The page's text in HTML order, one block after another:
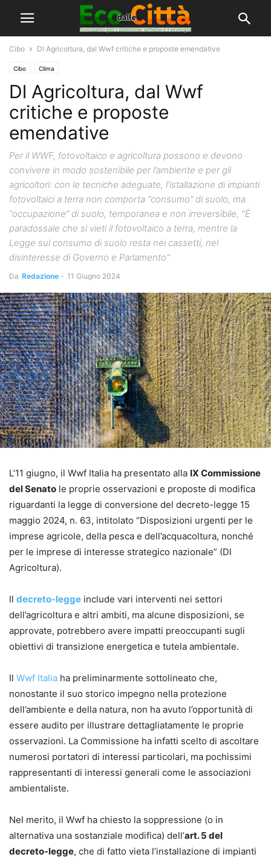
Cibo Dl Agricoltura, dal Wwf critiche e proposte emendative
Cibo Clima
Dl Agricoltura, dal Wwf
critiche e proposte
emendative
Per il WWF, fotovoltaico e agricoltura possono e devono
convivere in modo sostenibile per l’ambiente e per gli
agricoltori: con le tecniche adeguate, l’istallazione di impianti
fotovoltaici a terra non comporta “consumo” di suolo, ma
“occupazione” di suolo, temporanea e non irreversibile, "È
paradossale che si vieti il fotovoltaico a terra, mentre la
Legge sul consumo di suolo resta nei cassetti, nel
disinteresse di Governo e Parlamento"
Da Redazione - 11 Giugno 2024
L’11 giugno, il Wwf Italia ha presentato alla IX Commissione
del Senato le proprie osservazioni e proposte di modifica
riguardanti la legge di conversione del decreto-legge 15
maggio 2024, n. 63, intitolato “Disposizioni urgenti per le
imprese agricole, della pesca e dell’acquacoltura, nonché
per le imprese di interesse strategico nazionale” (Dl
Agricoltura).
Il decreto-legge include vari interventi nei settori
dell’agricoltura e altri ambiti, ma alcune disposizioni, se
approvate, potrebbero avere impatti preoccupanti sugli
obiettivi di transizione energetica e tutela ambientale.
Il Wwf Italia ha preliminarmente sottolineato che,
nonostante il suo storico impegno nella protezione
dell’ambiente e della natura, non ha avuto l’opportunità di
essere audito per illustrare dettagliatamente le proprie
osservazioni. La Commissione ha infatti scelto di ascoltare
numerosi portatori di interessi particolari, ma pochissimi
rappresentanti di interessi generali come le associazioni
ambientaliste.
Nel merito, il Wwf ha chiesto la soppressione (o in
alternativa una sostanziale modifica) dell’art. 5 del
decreto-legge, che di fatto vieta l’installazione di impianti